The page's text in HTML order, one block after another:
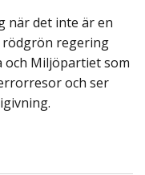
när det inte är en
regering
och Miljöpartiet som
och ser